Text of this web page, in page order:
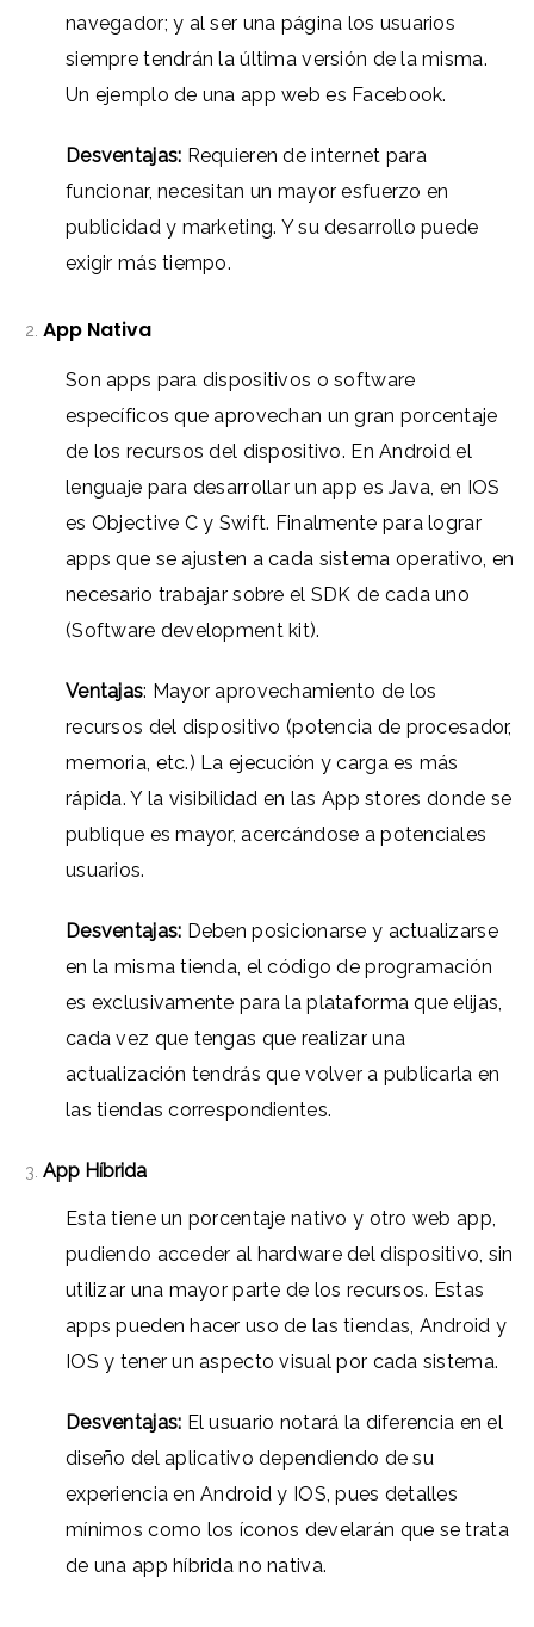
navegador; y al ser una página los usuarios
siempre tendrán la última versión de la misma.
Un ejemplo de una app web es Facebook.
Desventajas: Requieren de internet para
funcionar, necesitan un mayor esfuerzo en
publicidad y marketing. Y su desarrollo puede
exigir más tiempo.
App Nativa
Son apps para dispositivos o software
específicos que aprovechan un gran porcentaje
de los recursos del dispositivo. En Android el
lenguaje para desarrollar un app es Java, en IOS
es Objective C y Swift. Finalmente para lograr
apps que se ajusten a cada sistema operativo, en
necesario trabajar sobre el SDK de cada uno
(Software development kit).
Ventajas: Mayor aprovechamiento de los
recursos del dispositivo (potencia de procesador,
memoria, etc.) La ejecución y carga es más
rápida. Y la visibilidad en las App stores donde se
publique es mayor, acercándose a potenciales
usuarios.
Desventajas: Deben posicionarse y actualizarse
en la misma tienda, el código de programación
es exclusivamente para la plataforma que elijas,
cada vez que tengas que realizar una
actualización tendrás que volver a publicarla en
las tiendas correspondientes.
App Híbrida
Esta tiene un porcentaje nativo y otro web app,
pudiendo acceder al hardware del dispositivo, sin
utilizar una mayor parte de los recursos. Estas
apps pueden hacer uso de las tiendas, Android y
IOS y tener un aspecto visual por cada sistema.
Desventajas: El usuario notará la diferencia en el
diseño del aplicativo dependiendo de su
experiencia en Android y IOS, pues detalles
mínimos como los íconos develarán que se trata
de una app híbrida no nativa.